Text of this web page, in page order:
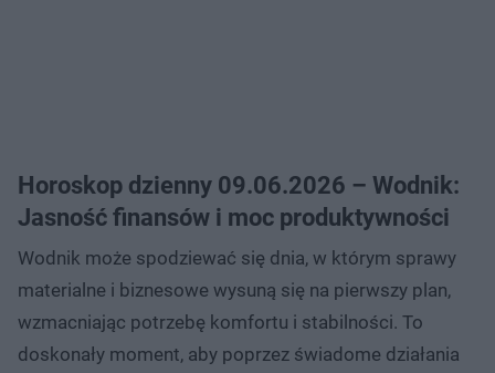
Horoskop dzienny 09.06.2026 – Wodnik:
Jasność finansów i moc produktywności
Wodnik może spodziewać się dnia, w którym sprawy
materialne i biznesowe wysuną się na pierwszy plan,
wzmacniając potrzebę komfortu i stabilności. To
doskonały moment, aby poprzez świadome działania